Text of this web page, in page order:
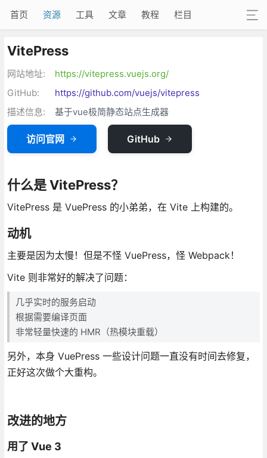
首页 资源 工具 文章 教程 栏目
VitePress
网站地址:
https://vitepress.vuejs.org/
GitHub:
https://github.com/vuejs/vitepress
描述信息:
基于vue极简静态站点生成器
访问官网 GitHub
什么是 VitePress？
VitePress 是 VuePress 的小弟弟，在 Vite 上构建的。
动机
主要是因为太慢！但是不怪 VuePress，怪 Webpack！
Vite 则非常好的解决了问题：
几乎实时的服务启动
根据需要编译页面
非常轻量快速的 HMR（热模块重载）
另外，本身 VuePress 一些设计问题一直没有时间去修复，
正好这次做个大重构。
改进的地方
用了 Vue 3